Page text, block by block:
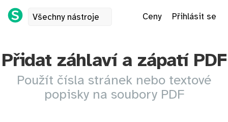
Všechny nástroje Ceny Přihlásit se
Přidat záhlaví a zápatí PDF
Použít čísla stránek nebo textové
popisky na soubory PDF